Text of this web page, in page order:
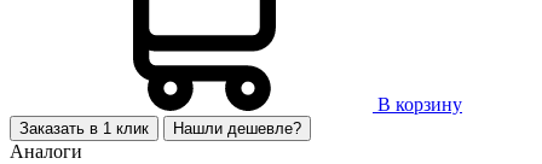
В корзину
Заказать в 1 клик Нашли дешевле?
Аналоги